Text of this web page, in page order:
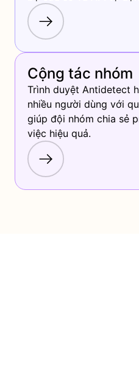
Cộng tác nhóm
Trình duyệt Antidetect
nhiều người dùng với
giúp đội nhóm chia sẻ
việc hiệu quả.